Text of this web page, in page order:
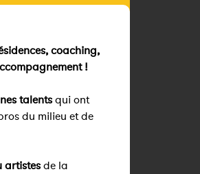
coaching,
!
talentsqui ont
du milieu et de
artistesde la